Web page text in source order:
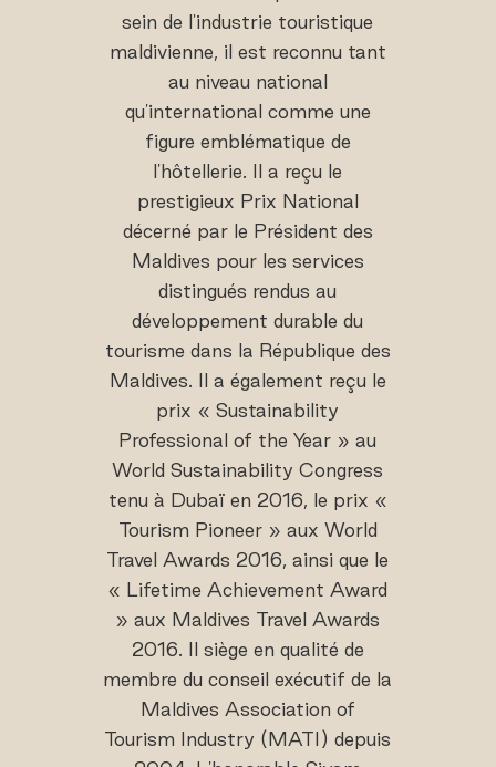
sein de l'industrie touristique
maldivienne, il est reconnu tant
au niveau national
qu'international comme une
figure emblématique de
l'hôtellerie. Il a reçu le
prestigieux Prix National
décerné par le Président des
Maldives pour les services
distingués rendus au
développement durable du
tourisme dans la République des
Maldives. Il a également reçu le
prix « Sustainability
Professional of the Year » au
World Sustainability Congress
tenu à Dubaï en 2016, le prix «
Tourism Pioneer » aux World
Travel Awards 2016, ainsi que le
« Lifetime Achievement Award
» aux Maldives Travel Awards
2016. Il siège en qualité de
membre du conseil exécutif de la
Maldives Association of
Tourism Industry (MATI) depuis